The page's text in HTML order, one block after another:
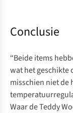
Conclusie
“Beide items
wat het geschikte
misschien niet de
Waar de Teddy